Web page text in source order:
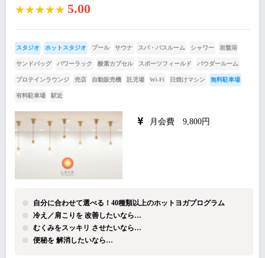
★★★★★ 5.00
スタジオ ホットスタジオ プール サウナ スパ・バスルーム シャワー 岩盤浴
サンドバッグ パワーラック 酸素カプセル スポーツフィールド パウダールーム
プロテインラウンジ 売店 自動販売機 託児場 Wi-Fi 日焼けマシン 無料駐車場
有料駐車場 駅近
月会費 9,800円
自分に合わせて選べる！40種類以上のホットヨガプログラム
冷え／肩こりを 改善したいなら…
むくみをスッキリ させたいなら…
便秘を 解消したいなら…